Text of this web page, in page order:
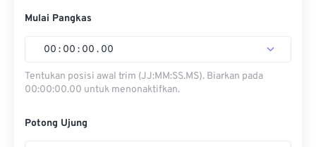
Mulai Pangkas
00 : 00 : 00 . 00
Tentukan posisi awal trim (JJ:MM:SS.MS). Biarkan pada
00:00:00.00 untuk menonaktifkan.
Potong Ujung